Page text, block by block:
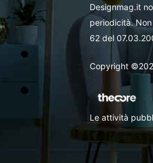
Designmag.it
periodicità.
62 del
Copyright
Le attività